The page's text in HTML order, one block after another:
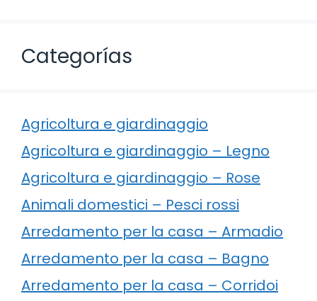
Categorías
Agricoltura e giardinaggio
Agricoltura e giardinaggio – Legno
Agricoltura e giardinaggio – Rose
Animali domestici – Pesci rossi
Arredamento per la casa – Armadio
Arredamento per la casa – Bagno
Arredamento per la casa – Corridoi